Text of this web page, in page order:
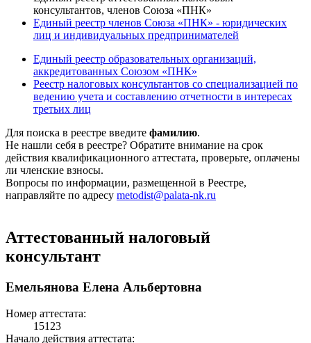
консультантов, членов Союза «ПНК»
Единый реестр членов Союза «ПНК» - юридических
лиц и индивидуальных предпринимателей
Единый реестр образовательных организаций,
аккредитованных Союзом «ПНК»
Реестр налоговых консультантов со специализацией по
ведению учета и составлению отчетности в интересах
третьих лиц
Для поиска в реестре введите фамилию.
Не нашли себя в реестре? Обратите внимание на срок
действия квалификационного аттестата, проверьте, оплачены
ли членские взносы.
Вопросы по информации, размещенной в Реестре,
направляйте по адресу metodist@palata-nk.ru
Аттестованный налоговый
консультант
Емельянова Елена Альбертовна
Номер аттестата:
15123
Начало действия аттестата: